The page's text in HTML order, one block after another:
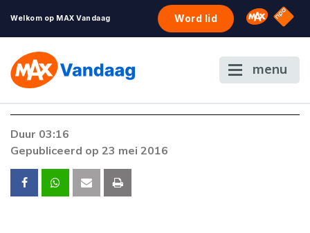
Welkom op MAX Vandaag Word lid Omroep
NPO
menu
Duur 03:16
Gepubliceerd op 23 mei 2016